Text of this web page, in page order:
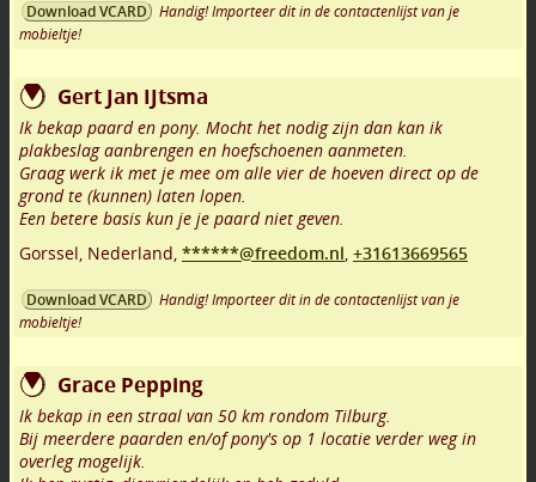
Download VCARD
Handig! Importeer dit in de contactenlijst van je
mobieltje!
Gert Jan IJtsma
Ik bekap paard en pony. Mocht het nodig zijn dan kan ik
plakbeslag aanbrengen en hoefschoenen aanmeten.
Graag werk ik met je mee om alle vier de hoeven direct op de
grond te (kunnen) laten lopen.
Een betere basis kun je je paard niet geven.
Gorssel, Nederland, ******@freedom.nl, +31613669565
Download VCARD
Handig! Importeer dit in de contactenlijst van je
mobieltje!
Grace Pepping
Ik bekap in een straal van 50 km rondom Tilburg.
Bij meerdere paarden en/of pony's op 1 locatie verder weg in
overleg mogelijk.